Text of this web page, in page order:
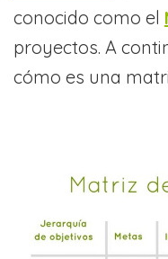
conocido como el
proyectos. A
cómo es una